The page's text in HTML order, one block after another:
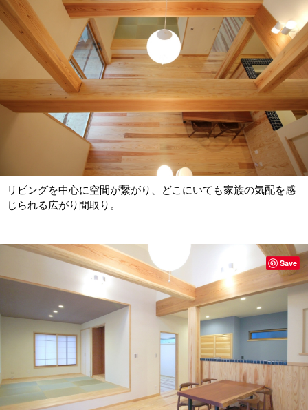
リビングを中心に空間が繋がり、どこにいても家族の気配を感
じられる広がり間取り。
Save